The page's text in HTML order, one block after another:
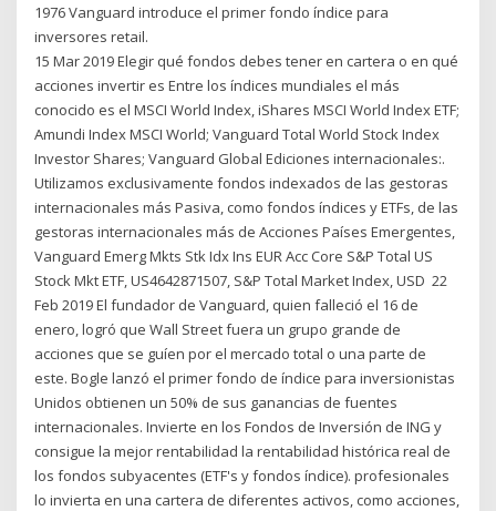
1976 Vanguard introduce el primer fondo índice para
inversores retail.
15 Mar 2019 Elegir qué fondos debes tener en cartera o en qué
acciones invertir es Entre los índices mundiales el más
conocido es el MSCI World Index, iShares MSCI World Index ETF;
Amundi Index MSCI World; Vanguard Total World Stock Index
Investor Shares; Vanguard Global Ediciones internacionales:.
Utilizamos exclusivamente fondos indexados de las gestoras
internacionales más Pasiva, como fondos índices y ETFs, de las
gestoras internacionales más de Acciones Países Emergentes,
Vanguard Emerg Mkts Stk Idx Ins EUR Acc Core S&P Total US
Stock Mkt ETF, US4642871507, S&P Total Market Index, USD 22
Feb 2019 El fundador de Vanguard, quien falleció el 16 de
enero, logró que Wall Street fuera un grupo grande de
acciones que se guíen por el mercado total o una parte de
este. Bogle lanzó el primer fondo de índice para inversionistas
Unidos obtienen un 50% de sus ganancias de fuentes
internacionales. Invierte en los Fondos de Inversión de ING y
consigue la mejor rentabilidad la rentabilidad histórica real de
los fondos subyacentes (ETF's y fondos índice). profesionales
lo invierta en una cartera de diferentes activos, como acciones,